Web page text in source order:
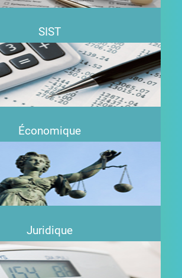
SIST
+
Économique
+
Juridique
+